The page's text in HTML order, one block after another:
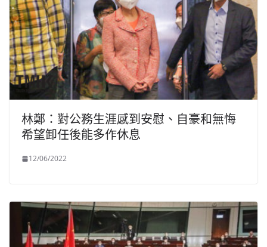
林鄭：對公務生涯感到安慰、自豪和無悔
希望卸任後能多作休息
12/06/2022